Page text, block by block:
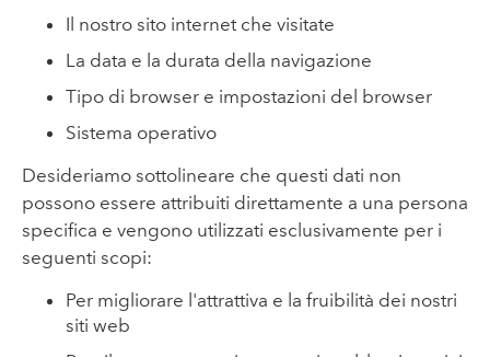
Il nostro sito internet che visitate
La data e la durata della navigazione
Tipo di browser e impostazioni del browser
Sistema operativo
Desideriamo sottolineare che questi dati non
possono essere attribuiti direttamente a una persona
specifica e vengono utilizzati esclusivamente per i
seguenti scopi:
Per migliorare l'attrattiva e la fruibilità dei nostri
siti web